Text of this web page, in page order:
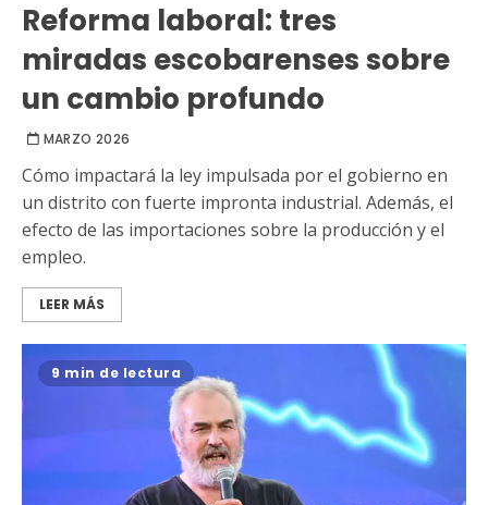
Reforma laboral: tres
miradas escobarenses sobre
un cambio profundo
MARZO 2026
Cómo impactará la ley impulsada por el gobierno en
un distrito con fuerte impronta industrial. Además, el
efecto de las importaciones sobre la producción y el
empleo.
LEER MÁS
9 min de lectura